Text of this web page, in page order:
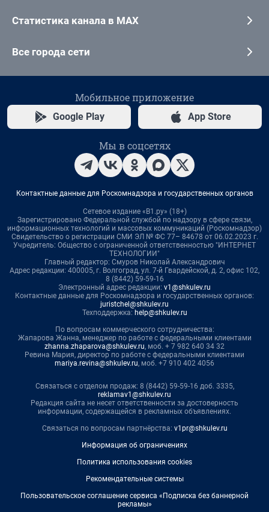
Статистика канала в MAX
Все города сети
Мобильное приложение
Google Play App Store
Мы в соцсетях
Контактные данные для Роскомнадзора и государственных органов
Сетевое издание «В1.ру» (18+)
Зарегистрировано Федеральной службой по надзору в сфере связи,
информационных технологий и массовых коммуникаций (Роскомнадзор)
Свидетельство о регистрации СМИ ЭЛ № ФС 77– 84678 от 06.02.2023 г.
Учредитель: Общество с ограниченной ответственностью "ИНТЕРНЕТ
ТЕХНОЛОГИИ"
Главный редактор: Смуров Николай Александрович
Адрес редакции: 400005, г. Волгоград, ул. 7-й Гвардейской, д. 2, офис 102,
8 (8442) 59-59-16
Электронный адрес редакции: v1@shkulev.ru
Контактные данные для Роскомнадзора и государственных органов:
juristchel@shkulev.ru
Техподдержка: help@shkulev.ru
По вопросам коммерческого сотрудничества:
Жапарова Жанна, менеджер по работе с федеральными клиентами
zhanna.zhaparova@shkulev.ru, моб. + 7 982 640 34 32
Ревина Мария, директор по работе с федеральными клиентами
mariya.revina@shkulev.ru, моб. +7 910 402 4056
Связаться с отделом продаж: 8 (8442) 59-59-16 доб. 3335,
reklamav1@shkulev.ru
Редакция сайта не несет ответственности за достоверность
информации, содержащейся в рекламных объявлениях.
Связаться по вопросам партнёрства: v1pr@shkulev.ru
Информация об ограничениях
Политика использования cookies
Рекомендательные системы
Пользовательское соглашение сервиса «Подписка без баннерной
рекламы»